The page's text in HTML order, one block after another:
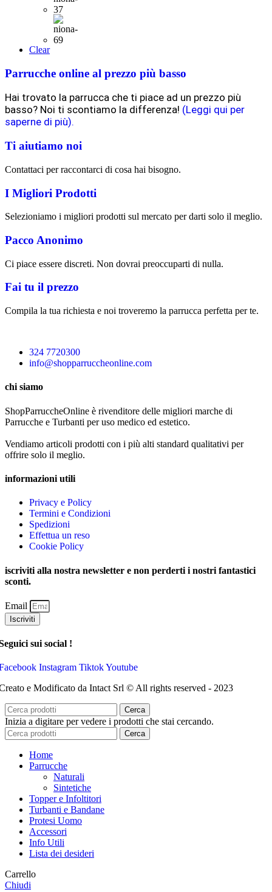
Clear
Parrucche online al prezzo più basso
Hai trovato la parrucca che ti piace ad un prezzo più
basso? Noi ti scontiamo la differenza! (Leggi qui per
saperne di più).
Ti aiutiamo noi
Contattaci per raccontarci di cosa hai bisogno.
I Migliori Prodotti
Selezioniamo i migliori prodotti sul mercato per darti solo il meglio.
Pacco Anonimo
Ci piace essere discreti. Non dovrai preoccuparti di nulla.
Fai tu il prezzo
Compila la tua richiesta e noi troveremo la parrucca perfetta per te.
324 7720300
info@shopparruccheonline.com
chi siamo
ShopParruccheOnline è rivenditore delle migliori marche di
Parrucche e Turbanti per uso medico ed estetico.
Vendiamo articoli prodotti con i più alti standard qualitativi per
offrire solo il meglio.
informazioni utili
Privacy e Policy
Termini e Condizioni
Spedizioni
Effettua un reso
Cookie Policy
iscriviti alla nostra newsletter e non perderti i nostri fantastici
sconti.
Email
Iscriviti
sui social !
Instagram TiktokYoutube
e Modificato da Intact Srl © All rights reserved - 2023
Cerca
Inizia a digitare per vedere i prodotti che stai cercando.
Cerca
Home
Parrucche
Naturali
Sintetiche
Topper e Infoltitori
Turbanti e Bandane
Protesi Uomo
Accessori
Info Utili
Lista dei desideri
Carrello
Chiudi